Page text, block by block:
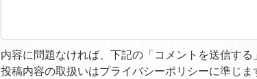
内容に問題なければ、下記の「コメントを送信す
投稿内容の取扱いはプライバシーポリシーに準じま